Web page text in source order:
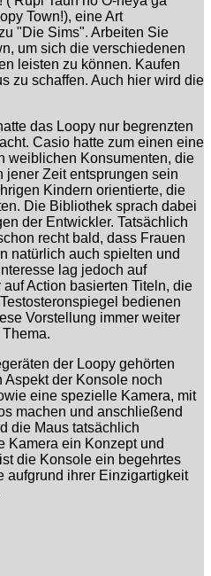
Town!), eine Art
"Die Sims". Arbeiten Sie
um sich die verschiedenen
leisten zu können. Kaufen
zu schaffen. Auch hier wird die
das Loopy nur begrenzten
Casio hatte zum einen eine
weiblichen Konsumenten, die
jener Zeit entsprungen sein
Kindern orientierte, die
Die Bibliothek sprach dabei
der Entwickler. Tatsächlich
recht bald, dass Frauen
natürlich auch spielten und
lag jedoch auf
Action basierten Titeln, die
bedienen
Vorstellung immer weiter
der Loopy gehörten
der Konsole noch
eine spezielle Kamera, mit
machen und anschließend
die Maus tatsächlich
Kamera ein Konzept und
die Konsole ein begehrtes
aufgrund ihrer Einzigartigkeit